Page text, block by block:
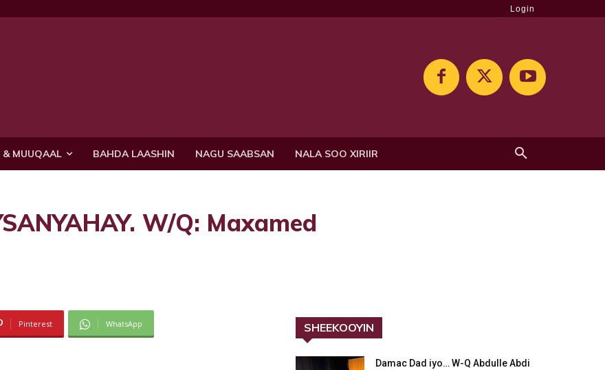
Login
& MUUQAAL BAHDA LAASHIN NAGU SAABSAN NALA SOO XIRIIR
W/Q: Maxamed
Pinterest WhatsApp SHEEKOOYIN
Damac Dad iyo… W-Q Abdulle Abdi